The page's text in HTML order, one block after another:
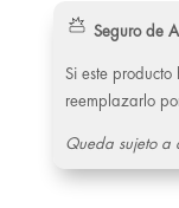
Seguro de
Si este
reemplazarlo
Queda sujeto a